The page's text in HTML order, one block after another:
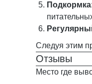
Следуя этим
Отзывы
Место где